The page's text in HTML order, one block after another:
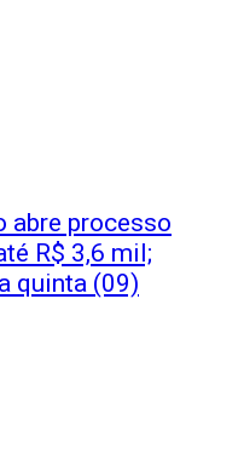
abre processo
R$ 3,6 mil;
quinta (09)